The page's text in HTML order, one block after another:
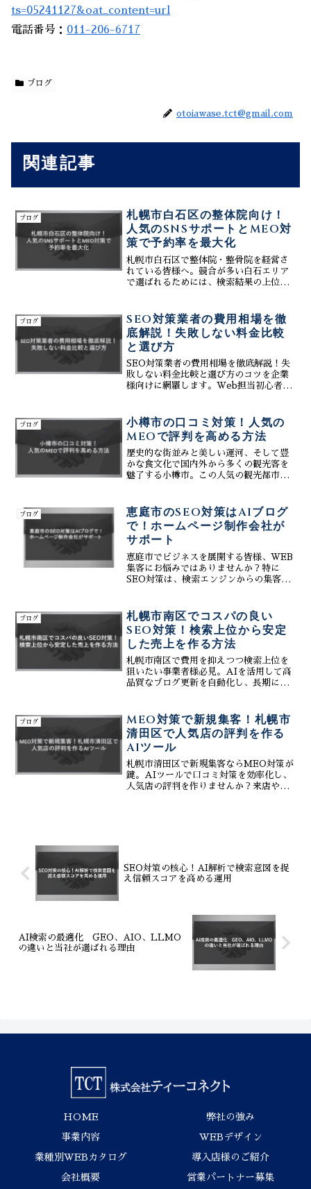
ts=05241127&oat_content=url
電話番号： 011-206-6717
ブログ
otoiawase.tct@gmail.com
関連記事
ブログ
札幌市白石区の整体院向け！
人気のSNSサポートとMEO対
策で予約率を最大化
札幌市白石区で整体院・整骨院を経営さ
れている皆様へ。競合が多い白石エリア
で選ばれるためには、検索結果の上位表
使した最新のMEO対策とSNSサポートを
提供し、地域のお客様からの予約率を最
大化させます。Googleビジネスプロフィ
ールの最適化から、手間のかかるSNS運
用、集客に特化したホームページ制作ま
で、白石区の地域特性に合わせた戦略を
ワンストップでサポート。費用対効果を
す。
ブログ
SEO対策業者の費用相場を徹
底解説！失敗しない料金比較
と選び方
SEO対策業者の費用相場を徹底解説！失
敗しない料金比較と選び方のコツを企業
様向けに網羅します。Web担当初心者で
きる業者の見極め方を詳解。株式会社テ
ィーコネクトは、AI活用によるコンテン
ツ生成・口コミ返信、MEO・Web制作
連携で費用対効果を最大化。貴社のビジ
ネスを飛躍させる最適なパートナー選び
の秘訣がここにあります。
ブログ
小樽市の口コミ対策！人気の
MEOで評判を高める方法
歴史的な街並みと美しい運河、そして豊
かな食文化で国内外から多くの観光客を
魅了する小樽市。この人気の観光都市で
や会社の評判を高めて、集客に繋げた
い！」「Googleマッ...
ブログ
恵庭市のSEO対策はAIブログ
で！ホームページ制作会社が
サポート
恵庭市でビジネスを展開する皆様、WEB
集客にお悩みではありませんか？特に
SEO対策は、検索エンジンからの集客に
制作会社として、AIブログを活用した
SEO対策で、お客様の...
ブログ
札幌市南区でコスパの良い
SEO対策！検索上位から安定
した売上を作る方法
札幌市南区で費用を抑えつつ検索上位を
狙いたい事業者様必見。AIを活用して高
品質なブログ更新を自動化し、長期にわ
案。購入意欲の高い地元客を引き寄せ、
売上を築く手法。
ブログ
MEO対策で新規集客！札幌市
清田区で人気店の評判を作る
AIツール
札幌市清田区で新規集客ならMEO対策が
鍵。AIツールで口コミ対策を効率化し、
人気店の評判を作りませんか？来店や問
SEO対策の核心！AI解析で検索意図を捉
え信頼スコアを高める運用
AI検索の最適化 GEO、AIO、LLMO
の違いと当社が選ばれる理由
HOME 弊社の強み
事業内容 WEBデザイン
業種別WEBカタログ 導入店様のご紹介
会社概要 営業パートナー募集